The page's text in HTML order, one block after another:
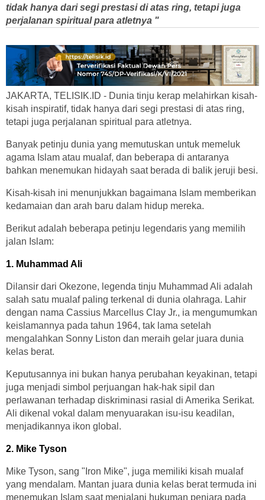
tidak hanya dari segi prestasi di atas ring, tetapi juga
perjalanan spiritual para atletnya "
JAKARTA, TELISIK.ID - Dunia tinju kerap melahirkan kisah-
kisah inspiratif, tidak hanya dari segi prestasi di atas ring,
tetapi juga perjalanan spiritual para atletnya.
Banyak petinju dunia yang memutuskan untuk memeluk
agama Islam atau mualaf, dan beberapa di antaranya
bahkan menemukan hidayah saat berada di balik jeruji besi.
Kisah-kisah ini menunjukkan bagaimana Islam memberikan
kedamaian dan arah baru dalam hidup mereka.
Berikut adalah beberapa petinju legendaris yang memilih
jalan Islam:
1. Muhammad Ali
Dilansir dari Okezone, legenda tinju Muhammad Ali adalah
salah satu mualaf paling terkenal di dunia olahraga. Lahir
dengan nama Cassius Marcellus Clay Jr., ia mengumumkan
keislamannya pada tahun 1964, tak lama setelah
mengalahkan Sonny Liston dan meraih gelar juara dunia
kelas berat.
Keputusannya ini bukan hanya perubahan keyakinan, tetapi
juga menjadi simbol perjuangan hak-hak sipil dan
perlawanan terhadap diskriminasi rasial di Amerika Serikat.
Ali dikenal vokal dalam menyuarakan isu-isu keadilan,
menjadikannya ikon global.
2. Mike Tyson
Mike Tyson, sang "Iron Mike", juga memiliki kisah mualaf
yang mendalam. Mantan juara dunia kelas berat termuda ini
menemukan Islam saat menjalani hukuman penjara pada